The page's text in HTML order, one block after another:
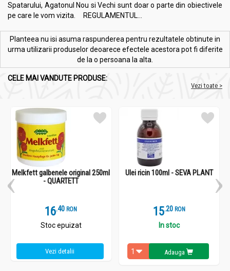
Spatarului, Agatonul Nou si Vechi sunt doar o parte din obiectivele
pe care le vom vizita. REGULAMENTUL...
Planteea nu isi asuma raspunderea pentru rezultatele obtinute in
urma utilizarii produselor deoarece efectele acestora pot fi diferite
de la o persoana la alta.
CELE MAI VANDUTE PRODUSE:
Vezi toate >
Melkfett galbenele original 250ml
- QUARTETT
16.4 RON
Stoc epuizat
Vezi detalii
Ulei ricin 100ml - SEVA PLANT
15.2 RON
In stoc
Adauga